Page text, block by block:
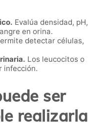
Evalúa densidad, pH,
en orina.
detectar células,
Los leucocitos o
infección.
ser
realizarla